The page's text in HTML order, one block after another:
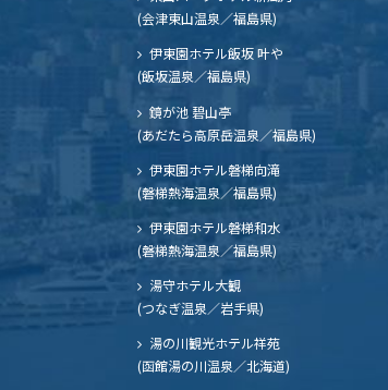
(会津東山温泉／福島県)
伊東園ホテル飯坂 叶や
(飯坂温泉／福島県)
鏡が池 碧山亭
(あだたら高原岳温泉／福島県)
伊東園ホテル磐梯向滝
(磐梯熱海温泉／福島県)
伊東園ホテル磐梯和水
(磐梯熱海温泉／福島県)
湯守ホテル大観
(つなぎ温泉／岩手県)
湯の川観光ホテル祥苑
(函館湯の川温泉／北海道)